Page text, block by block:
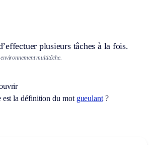
plusieurs tâches à la fois.
multitâche.
est la définition du mot gueulant?